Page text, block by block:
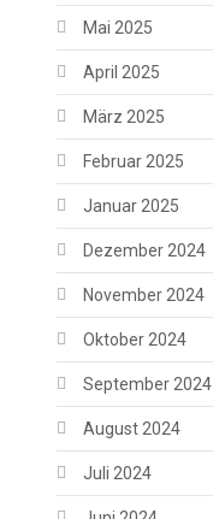
Mai 2025
April 2025
März 2025
Februar 2025
Januar 2025
Dezember 2024
November 2024
Oktober 2024
September 2024
August 2024
Juli 2024